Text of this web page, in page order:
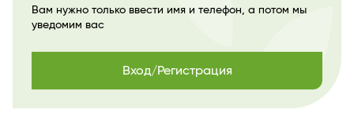
Вам нужно только ввести имя и телефон, а потом мы
уведомим вас
Вход/Регистрация